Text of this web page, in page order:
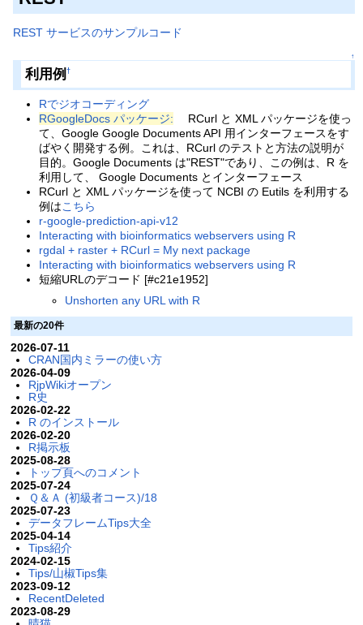
REST サービスのサンプルコード
↑
利用例†
Rでジオコーディング
RGoogleDocs パッケージ: RCurl と XML パッケージを使っ
て、Google Google Documents API 用インターフェースをす
ばやく開発する例。これは、RCurl のテストと方法の説明が
目的。Google Documents は"REST"であり、この例は、R を
利用して、 Google Documents とインターフェース
RCurl と XML パッケージを使って NCBI の Eutils を利用する
例はこちら
r-google-prediction-api-v12
Interacting with bioinformatics webservers using R
rgdal + raster + RCurl = My next package
Interacting with bioinformatics webservers using R
短縮URLのデコード [#c21e1952]
Unshorten any URL with R
最新の20件
2026-07-11
CRAN国内ミラーの使い方
2026-04-09
RjpWikiオープン
R史
2026-02-22
R のインストール
2026-02-20
R掲示板
2025-08-28
トップ頁へのコメント
2025-07-24
Ｑ＆Ａ (初級者コース)/18
2025-07-23
データフレームTips大全
2025-04-14
Tips紹介
2024-02-15
Tips/山椒Tips集
2023-09-12
RecentDeleted
2023-08-29